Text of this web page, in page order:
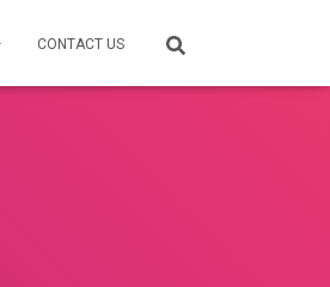
CONTACT US